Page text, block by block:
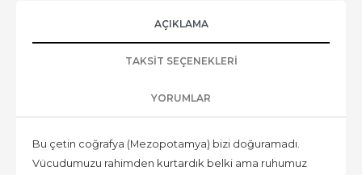
AÇIKLAMA
TAKSIT SEÇENEKLERI
YORUMLAR
Bu çetin coğrafya (Mezopotamya) bizi doğuramadı.
Vücudumuzu rahimden kurtardık belki ama ruhumuz